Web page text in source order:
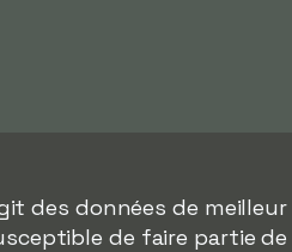
des données de
de faire partie